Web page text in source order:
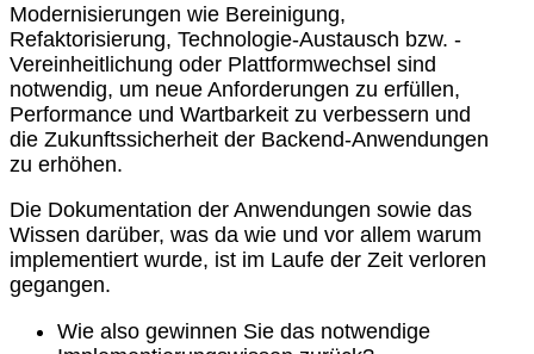
Modernisierungen wie Bereinigung,
Refaktorisierung, Technologie-Austausch bzw. -
Vereinheitlichung oder Plattformwechsel sind
notwendig, um neue Anforderungen zu erfüllen,
Performance und Wartbarkeit zu verbessern und
die Zukunftssicherheit der Backend-Anwendungen
zu erhöhen.
Die Dokumentation der Anwendungen sowie das
Wissen darüber, was da wie und vor allem warum
implementiert wurde, ist im Laufe der Zeit verloren
gegangen.
Wie also gewinnen Sie das notwendige